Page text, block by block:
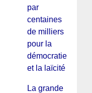
par
centaines
de milliers
pour la
démocratie
et la laïcité
La grande